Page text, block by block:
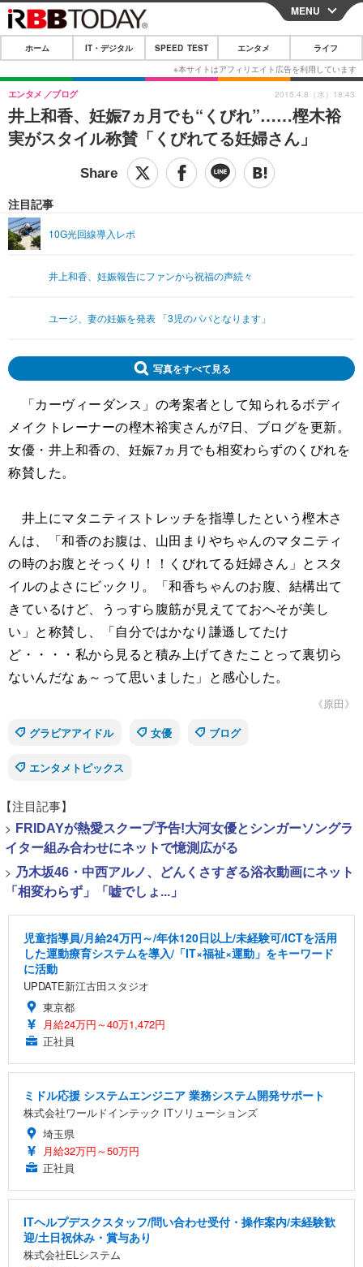
CLOSE
ホーム
IT・デジタル
IT・デジタルTOP スマートフォン
その他
SPEED TEST
映画・ドラマ
グラビア
ショッピング その他
ライフTOP
リリース一覧
MENU
ホーム IT・デジタル SPEED TEST エンタメ ライフ
井上和香、妊娠7ヵ月でも“くびれ”……樫木裕
実がスタイル称賛「くびれてる妊婦さん」
エンタメ ブログ
注目記事
10G光回線導入レポ
井上和香、妊娠報告にファンから祝福の声続々
ユージ、妻の妊娠を発表 「3児のパパとなります」
2015.4.8（水）18:43
写真をすべて見る
「カーヴィーダンス」の考案者として知られるボディ
メイクトレーナーの樫木裕実さんが7日、ブログを更新。
女優・井上和香の、妊娠7ヵ月でも相変わらずのくびれを
称賛した。
井上にマタニティストレッチを指導したという樫木さ
んは、「和香のお腹は、山田まりやちゃんのマタニティ
の時のお腹とそっくり！！くびれてる妊婦さん」とスタ
イルのよさにビックリ。「和香ちゃんのお腹、結構出て
きているけど、うっすら腹筋が見えてておへそが美し
い」と称賛し、「自分ではかなり謙遜してたけ
ど・・・・私から見ると積み上げてきたことって裏切ら
ないんだなぁ～って思いました」と感心した。
《原田》
グラビアアイドル
女優 ブログ
エンタメトピックス
【注目記事】
> FRIDAYが熱愛スクープ予告!大河女優とシンガーソングラ
イター組み合わせにネットで憶測広がる
> 乃木坂46・中西アルノ、どんくさすぎる浴衣動画にネット
「相変わらず」「嘘でしょ...」
児童指導員/月給24万円～/年休120日以上/未経験可/ICTを活用
した運動療育システムを導入/「IT×福祉×運動」をキーワード
に活動
UPDATE新江古田スタジオ
東京都
月給24万円～40万1,472円
正社員
ミドル応援 システムエンジニア 業務システム開発サポート
株式会社ワールドインテック ITソリューションズ
埼玉県
月給32万円～50万円
正社員
ITヘルプデスクスタッフ/問い合わせ受付・操作案内/未経験歓
迎/土日祝休み・賞与あり
株式会社ELシステム